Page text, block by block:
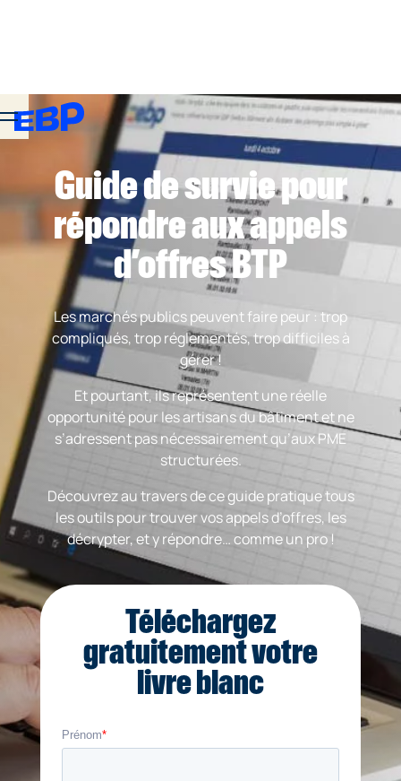
Guide de survie pour
répondre aux appels
d’offres BTP
Les marchés publics peuvent faire peur : trop
compliqués, trop réglementés, trop difficiles à
gérer !
Et pourtant, ils représentent une réelle
opportunité pour les artisans du bâtiment et ne
s’adressent pas nécessairement qu’aux PME
structurées.
Découvrez au travers de ce guide pratique tous
les outils pour trouver vos appels d’offres, les
décrypter, et y répondre… comme un pro !
Téléchargez
gratuitement votre
livre blanc